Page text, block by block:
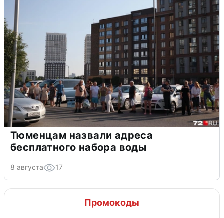
Тюменцам назвали адреса
бесплатного набора воды
8 августа 17
Промокоды